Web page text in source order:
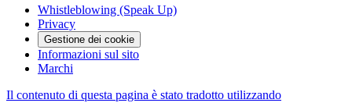
Whistleblowing (Speak Up)
Privacy
Gestione dei cookie
Informazioni sul sito
Marchi
Il contenuto di questa pagina è stato tradotto utilizzando